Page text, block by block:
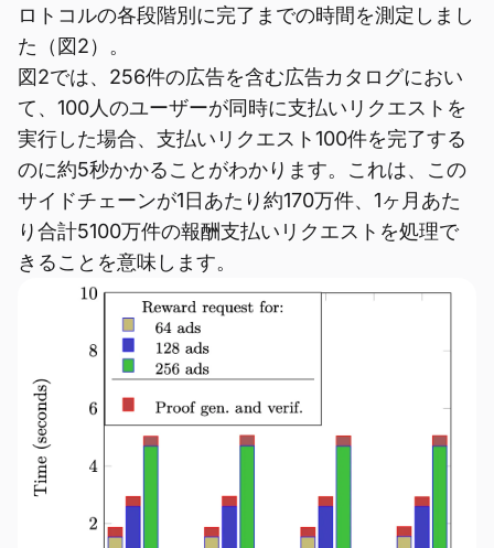
ロトコルの各段階別に完了までの時間を測定しまし
た（図2）。
図2では、256件の広告を含む広告カタログにおい
て、100人のユーザーが同時に支払いリクエストを
実行した場合、支払いリクエスト100件を完了する
のに約5秒かかることがわかります。これは、この
サイドチェーンが1日あたり約170万件、1ヶ月あた
り合計5100万件の報酬支払いリクエストを処理で
きることを意味します。